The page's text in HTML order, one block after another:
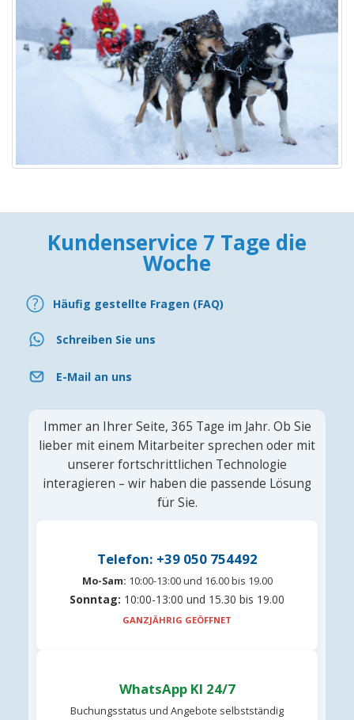
Kundenservice 7 Tage die
Woche
Häufig gestellte Fragen (FAQ)
Schreiben Sie uns
E-Mail an uns
Immer an Ihrer Seite, 365 Tage im Jahr. Ob Sie
lieber mit einem Mitarbeiter sprechen oder mit
unserer fortschrittlichen Technologie
interagieren – wir haben die passende Lösung
für Sie.
Telefon: +39 050 754492
Mo-Sam: 10:00-13:00 und 16.00 bis 19.00
Sonntag: 10:00-13:00 und 15.30 bis 19.00
GANZJÄHRIG GEÖFFNET
WhatsApp KI 24/7
Buchungsstatus und Angebote selbstständig